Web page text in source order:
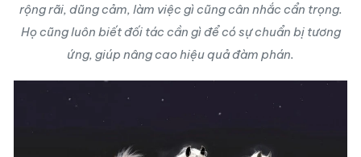
rộng rãi, dũng cảm, làm việc gì cũng cân nhắc cẩn trọng.
Họ cũng luôn biết đối tác cần gì để có sự chuẩn bị tương
ứng, giúp nâng cao hiệu quả đàm phán.